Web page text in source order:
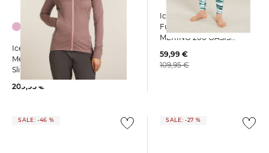
Icebreaker | Damen Jacke aus
Merinowolle 260 QUANTUM IV
Slim Fit
209,95 €
Icebreaker | Herren
Funktionsunterhose
MERINO 200 OASIS
WINTERS
59,99 €
109,95 €
SALE: -46 % SALE: -27 %